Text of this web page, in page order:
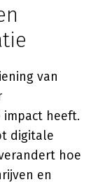
van
heeft.
digitale
hoe
en